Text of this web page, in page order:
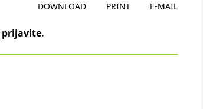
DOWNLOAD PRINT E-MAIL
prijavite.